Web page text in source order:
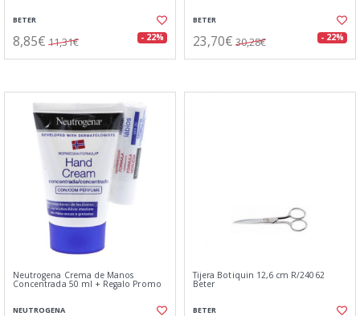
BETER
8,85€ 11,31€ - 22%
BETER
23,70€ 30,28€ - 22%
Neutrogena Crema de Manos
Concentrada 50 ml + Regalo Promo
NEUTROGENA
Tijera Botiquin 12,6 cm R/24062
Beter
BETER